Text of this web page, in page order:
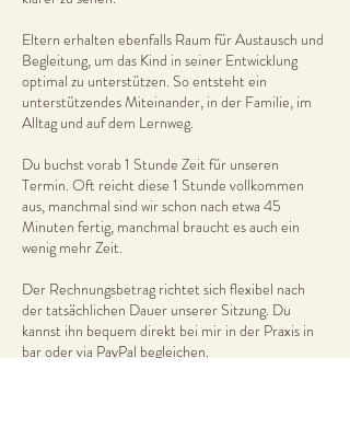
Eltern erhalten ebenfalls Raum für Austausch und
Begleitung, um das Kind in seiner Entwicklung
optimal zu unterstützen. So entsteht ein
unterstützendes Miteinander, in der Familie, im
Alltag und auf dem Lernweg.
Du buchst vorab 1 Stunde Zeit für unseren
Termin. Oft reicht diese 1 Stunde vollkommen
aus, manchmal sind wir schon nach etwa 45
Minuten fertig, manchmal braucht es auch ein
wenig mehr Zeit.
Der Rechnungsbetrag richtet sich flexibel nach
der tatsächlichen Dauer unserer Sitzung. Du
kannst ihn bequem direkt bei mir in der Praxis in
bar oder via PayPal begleichen.